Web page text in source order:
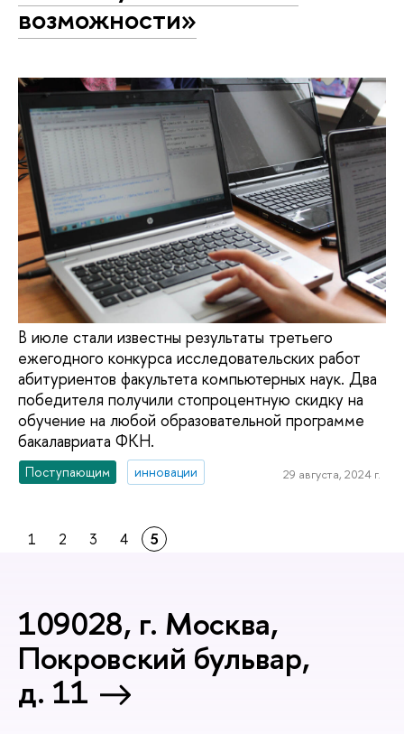
возможности»
В июле стали известны результаты третьего
ежегодного конкурса исследовательских работ
абитуриентов факультета компьютерных наук. Два
победителя получили стопроцентную скидку на
обучение на любой образовательной программе
бакалавриата ФКН.
Поступающим инновации 29 августа, 2024 г.
1 2 3 4 5
109028, г. Москва,
Покровский бульвар,
д. 11